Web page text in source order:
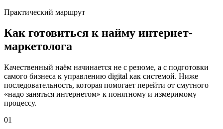
Практический маршрут
Как готовиться к найму интернет-
маркетолога
Качественный наём начинается не с резюме, а с подготовки
самого бизнеса к управлению digital как системой. Ниже
последовательность, которая помогает перейти от смутного
«надо заняться интернетом» к понятному и измеримому
процессу.
01